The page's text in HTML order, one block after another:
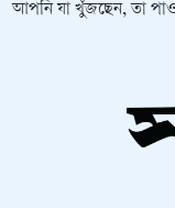
আপনি যা খুঁজছেন, তা